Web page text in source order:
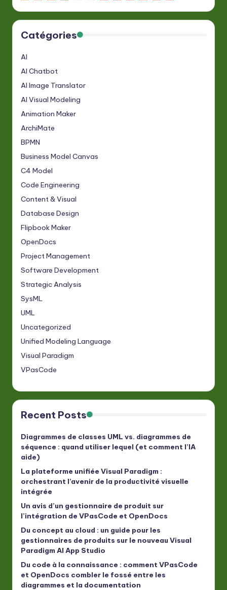
Catégories
AI
AI Chatbot
AI Image Translator
AI Visual Modeling
Animation Maker
ArchiMate
BPMN
Business Model Canvas
C4 Model
Code Engineering
Content & Visual
Database Design
Flipbook Maker
OpenDocs
Project Management
Software Development
Strategic Analysis
SysML
UML
Uncategorized
Unified Modeling Language
Visual Paradigm
VPasCode
Recent Posts
Diagrammes de classes UML vs. diagrammes de
séquence : quand utiliser lequel (et comment l’IA
aide)
La plateforme unifiée Visual Paradigm :
orchestrant l’avenir de la productivité visuelle
intégrée
Un avis d’un gestionnaire de produit sur
l’intégration de VPasCode et OpenDocs
Du concept au cloud : un guide pour les
gestionnaires de produits sur le nouveau Visual
Paradigm AI App Studio
Du code à la connaissance : comment VPasCode
et OpenDocs combler le fossé entre les
diagrammes et la documentation